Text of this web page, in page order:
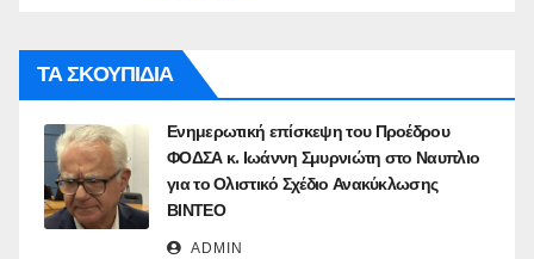
ΤΑ ΣΚΟΥΠΙΔΙΑ
Ενημερωτική επίσκεψη του Προέδρου
ΦΟΔΣΑ κ. Ιωάννη Σμυρνιώτη στο Ναυπλιο
για το Ολιστικό Σχέδιο Ανακύκλωσης
ΒΙΝΤΕΟ
ADMIN